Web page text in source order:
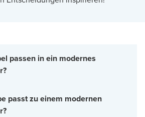
passen in ein modernes
passt zu einem modernen